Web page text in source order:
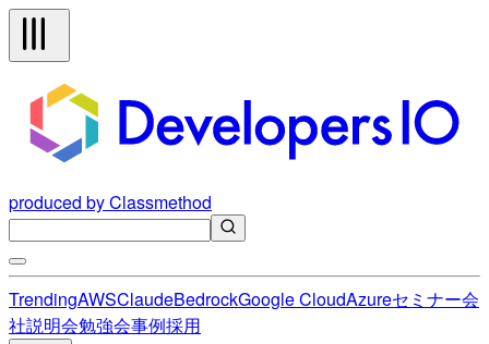
produced by Classmethod
TrendingAWSClaudeBedrockGoogle CloudAzureセミナー会
社説明会勉強会事例採用